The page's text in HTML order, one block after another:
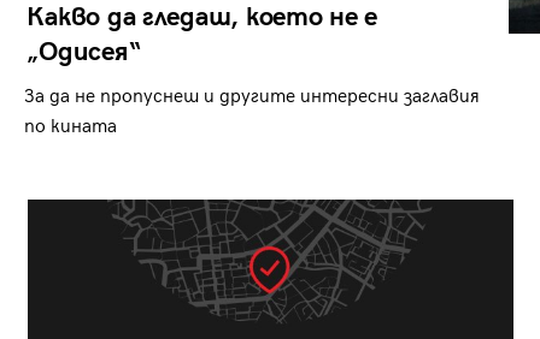
Какво да гледаш, което не е
„Одисея“
За да не пропуснеш и другите интересни заглавия
по кината